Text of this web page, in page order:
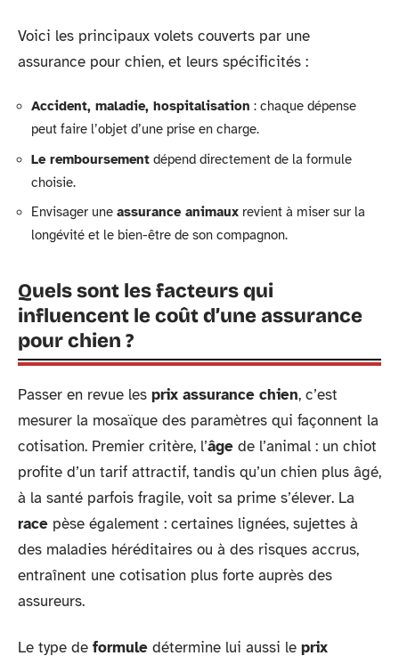
Voici les principaux volets couverts par une
assurance pour chien, et leurs spécificités :
Accident, maladie, hospitalisation : chaque dépense
peut faire l’objet d’une prise en charge.
Le remboursement dépend directement de la formule
choisie.
Envisager une assurance animaux revient à miser sur la
longévité et le bien-être de son compagnon.
Quels sont les facteurs qui
influencent le coût d’une assurance
pour chien ?
Passer en revue les prix assurance chien, c’est
mesurer la mosaïque des paramètres qui façonnent la
cotisation. Premier critère, l’âge de l’animal : un chiot
profite d’un tarif attractif, tandis qu’un chien plus âgé,
à la santé parfois fragile, voit sa prime s’élever. La
race pèse également : certaines lignées, sujettes à
des maladies héréditaires ou à des risques accrus,
entraînent une cotisation plus forte auprès des
assureurs.
Le type de formule détermine lui aussi le prix